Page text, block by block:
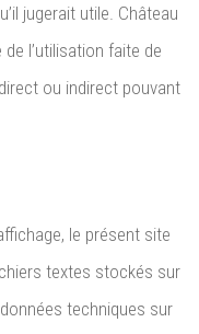
jugerait utile. Château
l’utilisation faite de
ou indirect pouvant
le présent site
textes stockés sur
techniques sur